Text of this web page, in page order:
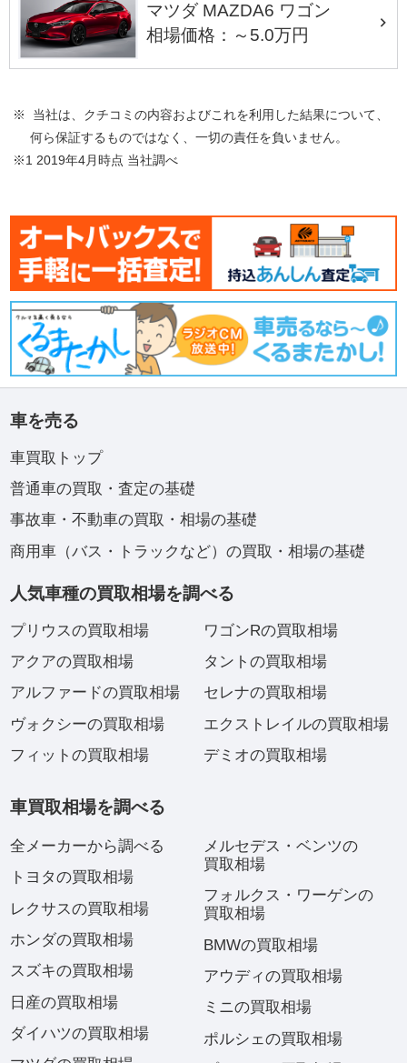
マツダ MAZDA6 ワゴン
相場価格：～5.0万円
※ 当社は、クチコミの内容およびこれを利用した結果について、
何ら保証するものではなく、一切の責任を負いません。
※1 2019年4月時点 当社調べ
車を売る
車買取トップ
普通車の買取・査定の基礎
事故車・不動車の買取・相場の基礎
商用車（バス・トラックなど）の買取・相場の基礎
人気車種の買取相場を調べる
プリウスの買取相場
アクアの買取相場
アルファードの買取相場
ヴォクシーの買取相場
フィットの買取相場
ワゴンRの買取相場
タントの買取相場
セレナの買取相場
エクストレイルの買取相場
デミオの買取相場
車買取相場を調べる
全メーカーから調べる
トヨタの買取相場
レクサスの買取相場
ホンダの買取相場
スズキの買取相場
日産の買取相場
ダイハツの買取相場
メルセデス・ベンツの
買取相場
フォルクス・ワーゲンの
買取相場
BMWの買取相場
アウディの買取相場
ミニの買取相場
ポルシェの買取相場